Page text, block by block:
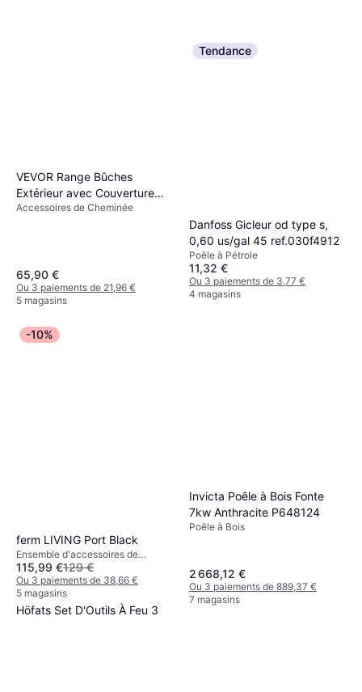
Höfats Set D'Outils À Feu 3
vidaXL Set d'Outils de
Cheminée 5 pcs, Ensemble
VEVOR Range Bûches
Extérieur avec Couverture
Abri Bois Porte-bûches
Accessoires de Cheminée
65,90 €
Ou 3 paiements de 21,96 €
5 magasins
Tendance
Danfoss Gicleur od type s,
0,60 us/gal 45 ref.030f4912
Poêle à Pétrole
11,32 €
Ou 3 paiements de 3,77 €
4 magasins
-10%
ferm LIVING Port Black
Ensemble d'accessoires de
cheminée
115,99 €129 €
Ou 3 paiements de 38,66 €
5 magasins
Invicta Poêle à Bois Fonte
7kw Anthracite P648124
Poêle à Bois
2 668,12 €
Ou 3 paiements de 889,37 €
7 magasins